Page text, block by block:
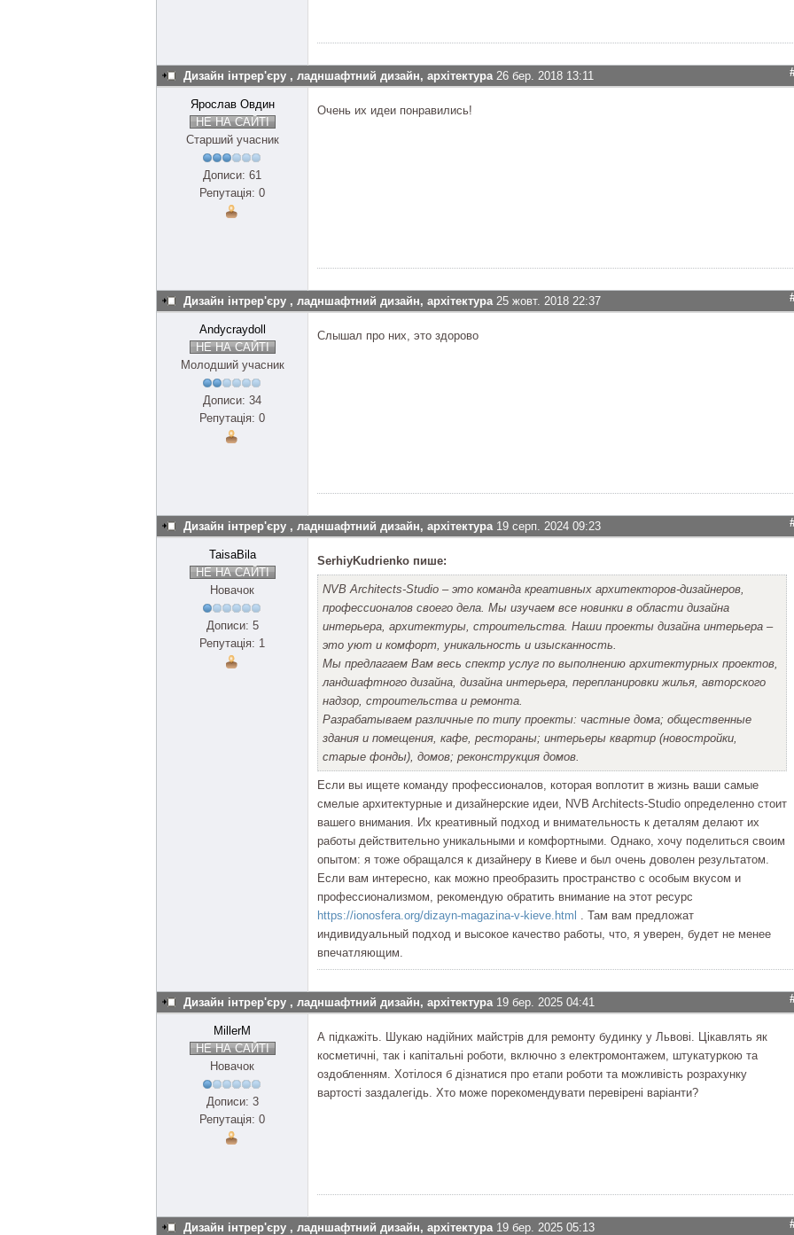
Дизайн інтрер'єру , ладншафтний дизайн, архітектура 26 бер. 2018 13:11
Ярослав Овдин
НЕ НА САЙТІ
Старший учасник
Дописи: 61
Репутація: 0
Очень их идеи понравились!
Дизайн інтрер'єру , ладншафтний дизайн, архітектура 25 жовт. 2018 22:37
Andycraydoll
НЕ НА САЙТІ
Молодший учасник
Дописи: 34
Репутація: 0
Слышал про них, это здорово
Дизайн інтрер'єру , ладншафтний дизайн, архітектура 19 серп. 2024 09:23
TaisaBila
НЕ НА САЙТІ
Новачок
Дописи: 5
Репутація: 1
SerhiyKudrienko пише:
NVB Architects-Studio – это команда креативных архитекторов-дизайнеров,
профессионалов своего дела. Мы изучаем все новинки в области дизайна
интерьера, архитектуры, строительства. Наши проекты дизайна интерьера –
это уют и комфорт, уникальность и изысканность.
Мы предлагаем Вам весь спектр услуг по выполнению архитектурных проектов,
ландшафтного дизайна, дизайна интерьера, перепланировки жилья, авторского
надзор, строительства и ремонта.
Разрабатываем различные по типу проекты: частные дома; общественные
здания и помещения, кафе, рестораны; интерьеры квартир (новостройки,
старые фонды), домов; реконструкция домов.
Если вы ищете команду профессионалов, которая воплотит в жизнь ваши самые
смелые архитектурные и дизайнерские идеи, NVB Architects-Studio определенно стоит
вашего внимания. Их креативный подход и внимательность к деталям делают их
работы действительно уникальными и комфортными. Однако, хочу поделиться своим
опытом: я тоже обращался к дизайнеру в Киеве и был очень доволен результатом.
Если вам интересно, как можно преобразить пространство с особым вкусом и
профессионализмом, рекомендую обратить внимание на этот ресурс
https://ionosfera.org/dizayn-magazina-v-kieve.html . Там вам предложат
индивидуальный подход и высокое качество работы, что, я уверен, будет не менее
впечатляющим.
Дизайн інтрер'єру , ладншафтний дизайн, архітектура 19 бер. 2025 04:41
MillerM
НЕ НА САЙТІ
Новачок
Дописи: 3
Репутація: 0
А підкажіть. Шукаю надійних майстрів для ремонту будинку у Львові. Цікавлять як
косметичні, так і капітальні роботи, включно з електромонтажем, штукатуркою та
оздобленням. Хотілося б дізнатися про етапи роботи та можливість розрахунку
вартості заздалегідь. Хто може порекомендувати перевірені варіанти?
Дизайн інтрер'єру , ладншафтний дизайн, архітектура 19 бер. 2025 05:13